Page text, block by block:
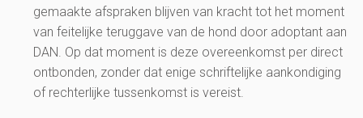
gemaakte afspraken blijven van kracht tot het moment
van feitelijke teruggave van de hond door adoptant aan
DAN. Op dat moment is deze overeenkomst per direct
ontbonden, zonder dat enige schriftelijke aankondiging
of rechterlijke tussenkomst is vereist.